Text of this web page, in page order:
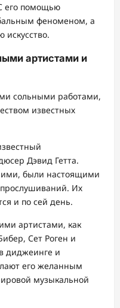
его помощью
феноменом, а
артистами и
сольными работами,
известных
Дэвид Гетта.
были настоящими
Их
и по сей день.
артистами, как
Сет Роген и
диджеинге и
его желанным
музыкальной